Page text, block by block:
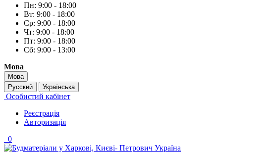
Пн: 9:00 - 18:00
Вт: 9:00 - 18:00
Ср: 9:00 - 18:00
Чт: 9:00 - 18:00
Пт: 9:00 - 18:00
Сб: 9:00 - 13:00
Мова
Мова
Русский
Українська
Особистий кабінет
Реєстрація
Авторизація
0